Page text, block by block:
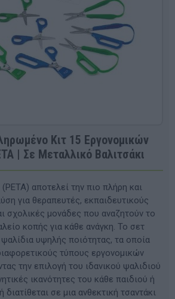
Κιτ 15 Εργονομικών
| Σε Μεταλλικό Βαλιτσάκι
αποτελεί την πιο πλήρη και
για θεραπευτές, εκπαιδευτικούς
σχολικές μονάδες που αναζητούν το
κοπής για κάθε ανάγκη. Το σετ
υψηλής ποιότητας, τα οποία
τύπους εργονομικών
την επιλογή του ιδανικού ψαλιδιού
ικανότητες του κάθε παιδιού ή
σε μια ανθεκτική τσαντάκι